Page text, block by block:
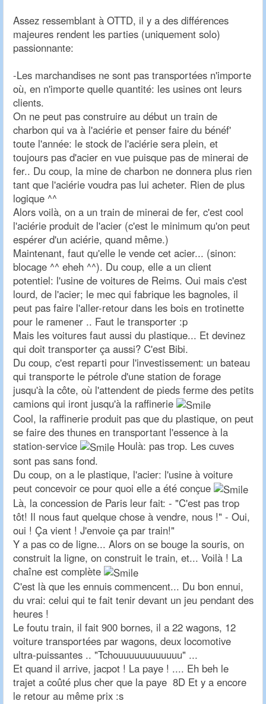
Assez ressemblant à OTTD, il y a des différences
majeures rendent les parties (uniquement solo)
passionnante:
-Les marchandises ne sont pas transportées n'importe
où, en n'importe quelle quantité: les usines ont leurs
clients.
On ne peut pas construire au début un train de
charbon qui va à l'aciérie et penser faire du bénéf'
toute l'année: le stock de l'aciérie sera plein, et
toujours pas d'acier en vue puisque pas de minerai de
fer.. Du coup, la mine de charbon ne donnera plus rien
tant que l'aciérie voudra pas lui acheter. Rien de plus
logique ^^
Alors voilà, on a un train de minerai de fer, c'est cool
l'aciérie produit de l'acier (c'est le minimum qu'on peut
espérer d'un aciérie, quand même.)
Maintenant, faut qu'elle le vende cet acier... (sinon:
blocage ^^ eheh ^^). Du coup, elle a un client
potentiel: l'usine de voitures de Reims. Oui mais c'est
lourd, de l'acier; le mec qui fabrique les bagnoles, il
peut pas faire l'aller-retour dans les bois en trotinette
pour le ramener .. Faut le transporter :p
Mais les voitures faut aussi du plastique... Et devinez
qui doit transporter ça aussi? C'est Bibi.
Du coup, c'est reparti pour l'investissement: un bateau
qui transporte le pétrole d'une station de forage
jusqu'à la côte, où l'attendent de pieds ferme des petits
camions qui iront jusqu'à la raffinerie
Cool, la raffinerie produit pas que du plastique, on peut
se faire des thunes en transportant l'essence à la
station-service
Houlà: pas trop. Les cuves
sont pas sans fond.
Du coup, on a le plastique, l'acier: l'usine à voiture
peut concevoir ce pour quoi elle a été conçue
Là, la concession de Paris leur fait: - "C'est pas trop
tôt! Il nous faut quelque chose à vendre, nous !" - Oui,
oui ! Ça vient ! J'envoie ça par train!"
Y a pas co de ligne... Alors on se bouge la souris, on
construit la ligne, on construit le train, et... Voilà ! La
chaîne est complète
C'est là que les ennuis commencent... Du bon ennui,
du vrai: celui qui te fait tenir devant un jeu pendant des
heures !
Le foutu train, il fait 900 bornes, il a 22 wagons, 12
voiture transportées par wagons, deux locomotive
ultra-puissantes .. "Tchouuuuuuuuuuuu" ...
Et quand il arrive, jacpot ! La paye ! .... Eh beh le
trajet a coûté plus cher que la paye 8D Et y a encore
le retour au même prix :s